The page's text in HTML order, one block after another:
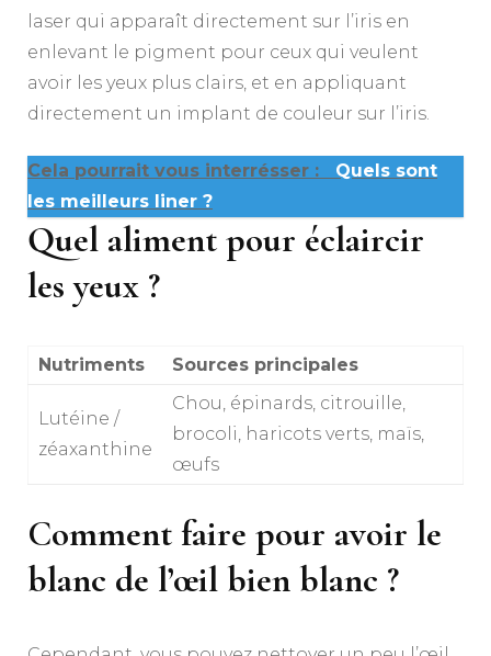
laser qui apparaît directement sur l’iris en
enlevant le pigment pour ceux qui veulent
avoir les yeux plus clairs, et en appliquant
directement un implant de couleur sur l’iris.
Cela pourrait vous interrésser :
Quels sont
les meilleurs liner ?
Quel aliment pour éclaircir
les yeux ?
Nutriments Sources principales
Lutéine /
zéaxanthine
Chou, épinards, citrouille,
brocoli, haricots verts, maïs,
œufs
Comment faire pour avoir le
blanc de l’œil bien blanc ?